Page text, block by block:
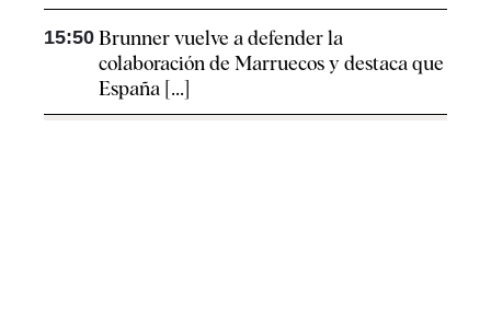
15:50 Brunner vuelve a defender la
colaboración de Marruecos y destaca que
España [...]